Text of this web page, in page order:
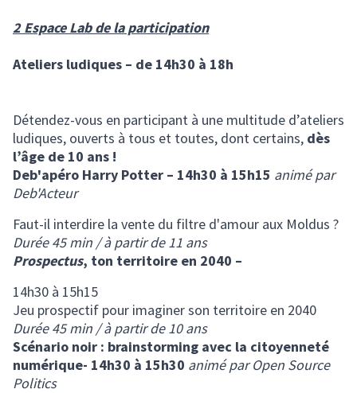
2 Espace Lab de la participation
Ateliers ludiques – de 14h30 à 18h
Détendez-vous en participant à une multitude d’ateliers
ludiques, ouverts à tous et toutes, dont certains, dès
l’âge de 10 ans !
Deb'apéro Harry Potter – 14h30 à 15h15 animé par
Deb'Acteur
Faut-il interdire la vente du filtre d'amour aux Moldus ?
Durée 45 min / à partir de 11 ans
Prospectus, ton territoire en 2040 –
14h30 à 15h15
Jeu prospectif pour imaginer son territoire en 2040
Durée 45 min / à partir de 10 ans
Scénario noir : brainstorming avec la citoyenneté
numérique- 14h30 à 15h30 animé par Open Source
Politics